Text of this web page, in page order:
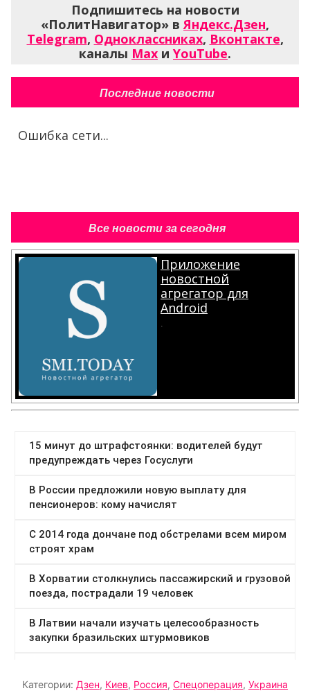
Подпишитесь на новости
«ПолитНавигатор» вЯндекс.Дзен,
Telegram, Одноклассниках, Вконтакте,
каналы Max и YouTube.
Последние новости
Ошибка сети...
Все новости за сегодня
Приложение
новостной
агрегатор для
Android
.
Категории: Дзен, Киев, Россия, Спецоперация, Украина